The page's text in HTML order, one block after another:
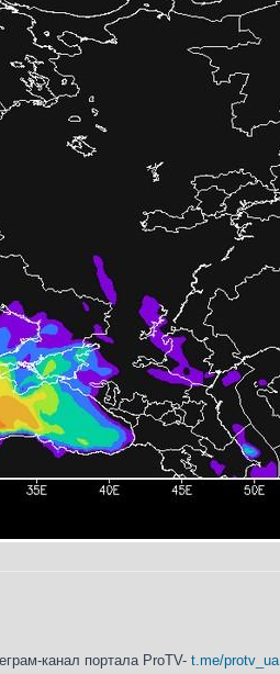
канал портала ProTV- t.me/protv_ua